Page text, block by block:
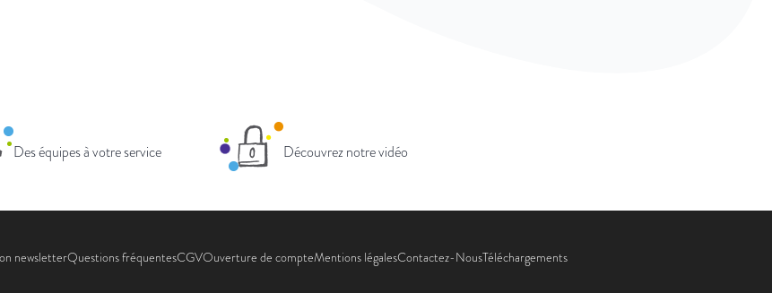
Des équipes à votre service Découvrez notre vidéo
newsletterQuestions fréquentesCGVOuverture de compteMentions légalesContactez-NousTéléchargements